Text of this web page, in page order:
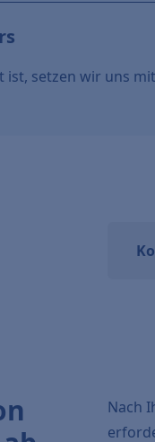
setzen wir uns
Nach